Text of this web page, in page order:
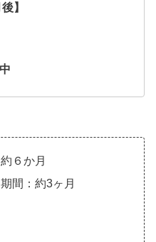
】
６か月
間：約3ヶ月